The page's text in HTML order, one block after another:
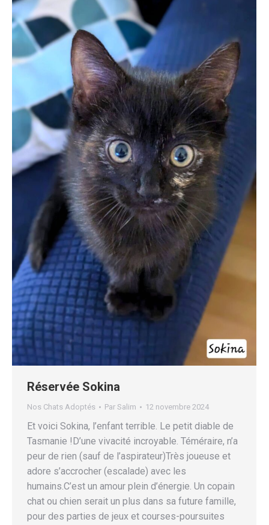
Réservée Sokina
Nos Chats Adoptés Par Salim 12 novembre 2024
Et voici Sokina, l’enfant terrible. Le petit diable de
Tasmanie !D’une vivacité incroyable. Téméraire, n’a
peur de rien (sauf de l’aspirateur)Très joueuse et
adore s’accrocher (escalade) avec les
humains.C’est un amour plein d’énergie. Un copain
chat ou chien serait un plus dans sa future famille,
pour des parties de jeux et courses-poursuites